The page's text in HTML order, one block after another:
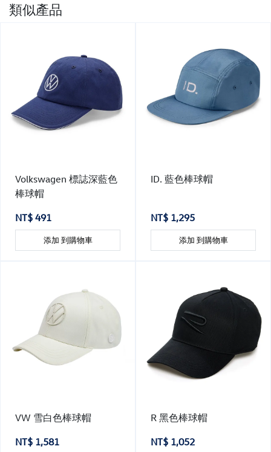
類似產品
Volkswagen 標誌深藍色
棒球帽
NT$ 491
添加 到購物車
ID. 藍色棒球帽
NT$ 1,295
添加 到購物車
VW 雪白色棒球帽
NT$ 1,581
R 黑色棒球帽
NT$ 1,052